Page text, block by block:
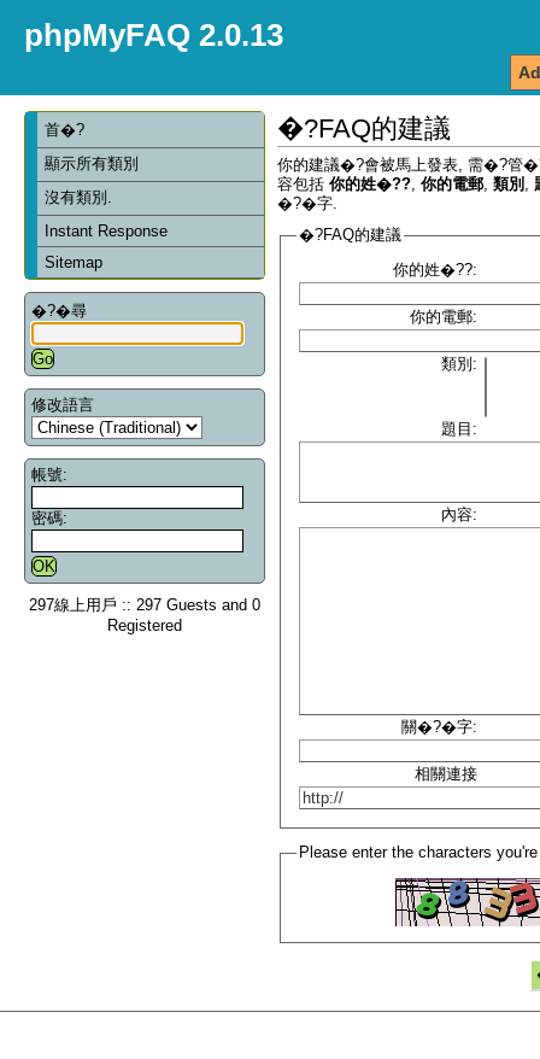
phpMyFAQ 2.0.13
首�?
顯示所有類別
沒有類別.
Instant Response
Sitemap
�?�尋
修改語言
帳號:
密碼:
297線上用戶 :: 297 Guests and 0
Registered
�?FAQ的建議
你的建議�?會被馬上發表, 需�?管
容包括 你的姓�?? 你的電郵 類別
�?�字.
�?FAQ的建議
你的姓�??:
你的電郵:
類別:
題目:
內容:
關�?�字:
相關連接
Please enter the characters